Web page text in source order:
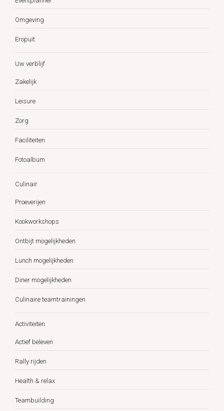
Omgeving
Eropuit
Uw verblijf
Zakelijk
Leisure
Zorg
Faciliteiten
Fotoalbum
Culinair
Proeverijen
Kookworkshops
Ontbijt mogelijkheden
Lunch mogelijkheden
Diner mogelijkheden
Culinaire teamtrainingen
Activiteiten
Actief beleven
Rally rijden
Health & relax
Teambuilding